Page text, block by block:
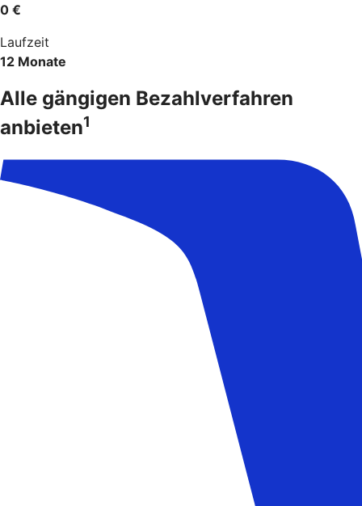
0 €
Laufzeit
12 Monate
Alle gängigen Bezahlverfahren
anbieten1